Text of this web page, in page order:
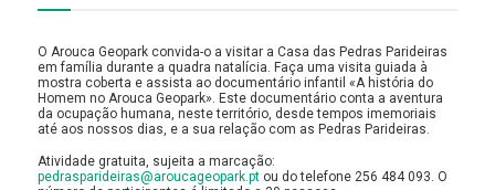
O Arouca Geopark convida-o a visitar a Casa das Pedras Parideiras
em família durante a quadra natalícia. Faça uma visita guiada à
mostra coberta e assista ao documentário infantil «A história do
Homem no Arouca Geopark». Este documentário conta a aventura
da ocupação humana, neste território, desde tempos imemoriais
até aos nossos dias, e a sua relação com as Pedras Parideiras.
Atividade gratuita, sujeita a marcação:
pedrasparideiras@aroucageopark.pt ou do telefone 256 484 093. O